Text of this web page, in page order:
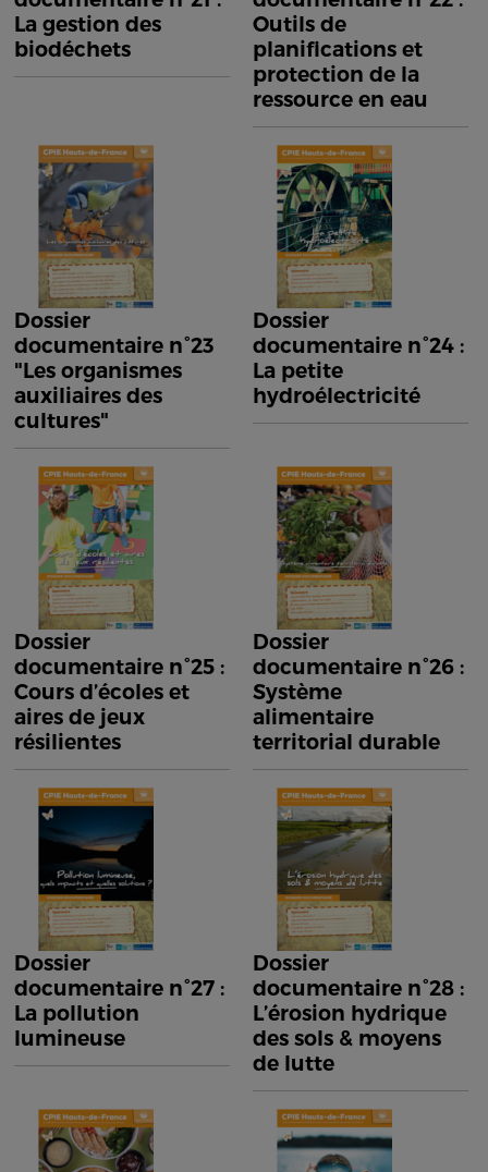
La gestion des
biodéchets
Outils de
planifications et
protection de la
ressource en eau
Dossier
documentaire n°23
"Les organismes
auxiliaires des
cultures"
Dossier
documentaire n°24 :
La petite
hydroélectricité
Dossier
documentaire n°25 :
Cours d’écoles et
aires de jeux
résilientes
Dossier
documentaire n°26 :
Système
alimentaire
territorial durable
Dossier
documentaire n°27 :
La pollution
lumineuse
Dossier
documentaire n°28 :
L’érosion hydrique
des sols & moyens
de lutte